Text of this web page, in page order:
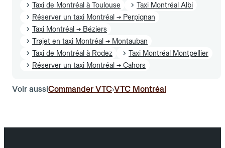
Taxi de Montréal à Toulouse
Taxi Montréal Albi
Réserver un taxi Montréal → Perpignan
Taxi Montréal → Béziers
Trajet en taxi Montréal → Montauban
Taxi de Montréal à Rodez
Taxi Montréal Montpellier
Réserver un taxi Montréal → Cahors
Voir aussiCommander VTC›VTC Montréal